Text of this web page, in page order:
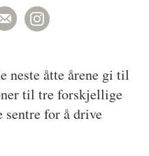
neste åtte årene gi til
til tre forskjellige
for å drive